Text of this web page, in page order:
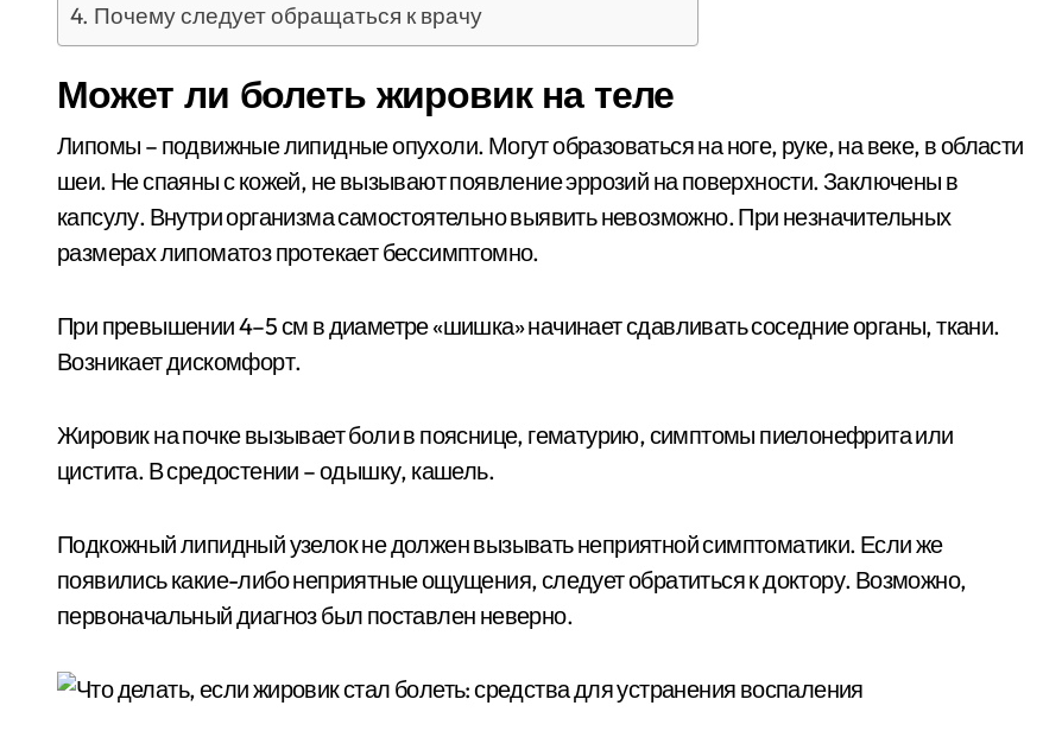
Почему следует обращаться к врачу
Может ли болеть жировик на теле
Липомы – подвижные липидные опухоли. Могут образоваться на ноге, руке, на веке, в области
шеи. Не спаяны с кожей, не вызывают появление эррозий на поверхности. Заключены в
капсулу. Внутри организма самостоятельно выявить невозможно. При незначительных
размерах липоматоз протекает бессимптомно.
При превышении 4–5 см в диаметре «шишка» начинает сдавливать соседние органы, ткани.
Возникает дискомфорт.
Жировик на почке вызывает боли в пояснице, гематурию, симптомы пиелонефрита или
цистита. В средостении – одышку, кашель.
Подкожный липидный узелок не должен вызывать неприятной симптоматики. Если же
появились какие-либо неприятные ощущения, следует обратиться к доктору. Возможно,
первоначальный диагноз был поставлен неверно.